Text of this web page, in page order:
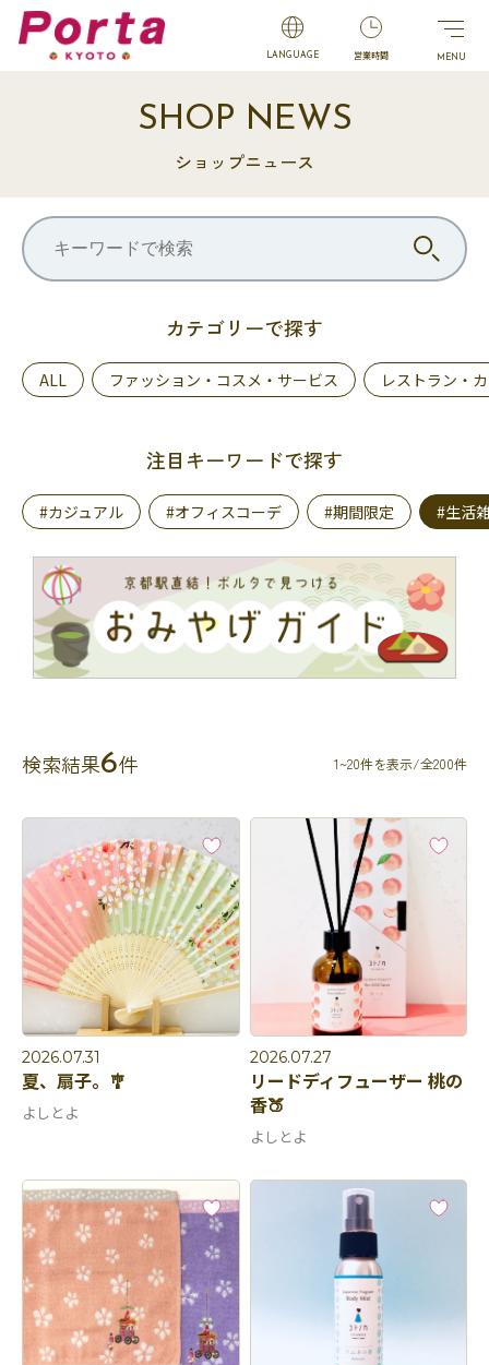
LANGUAGE 営業時間
SHOP NEWS
ショップニュース
カテゴリーで探す
ALL ファッション・コスメ・サービス レストラン・
注目キーワードで探す
#カジュアル #オフィスコーデ #期間限定 #生活
検索結果6件 1~20件を表示/全200件
2026.07.31
夏、扇子。🎐
よしとよ
2026.07.27
リードディフューザー 桃の
香🍑
よしとよ